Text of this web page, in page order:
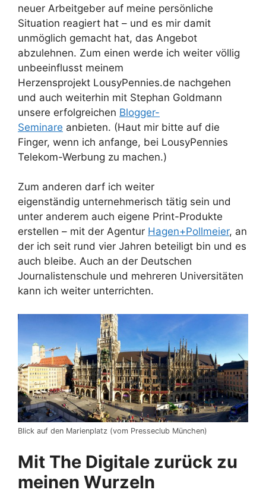
neuer Arbeitgeber auf meine persönliche
Situation reagiert hat – und es mir damit
unmöglich gemacht hat, das Angebot
abzulehnen. Zum einen werde ich weiter völlig
unbeeinflusst meinem
Herzensprojekt LousyPennies.de nachgehen
und auch weiterhin mit Stephan Goldmann
unsere erfolgreichen Blogger-
Seminare anbieten. (Haut mir bitte auf die
Finger, wenn ich anfange, bei LousyPennies
Telekom-Werbung zu machen.)
Zum anderen darf ich weiter
eigenständig unternehmerisch tätig sein und
unter anderem auch eigene Print-Produkte
erstellen – mit der Agentur Hagen+Pollmeier, an
der ich seit rund vier Jahren beteiligt bin und es
auch bleibe. Auch an der Deutschen
Journalistenschule und mehreren Universitäten
kann ich weiter unterrichten.
Blick auf den Marienplatz (vom Presseclub München)
Mit The Digitale zurück zu
meinen Wurzeln